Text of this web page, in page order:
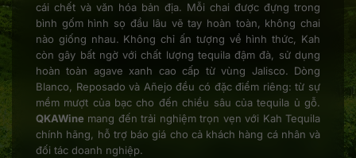
cái chết và văn hóa bản địa. Mỗi chai được đựng trong
bình gốm hình sọ đầu lâu vẽ tay hoàn toàn, không chai
nào giống nhau. Không chỉ ấn tượng về hình thức, Kah
còn gây bất ngờ với chất lượng tequila đậm đà, sử dụng
hoàn toàn agave xanh cao cấp từ vùng Jalisco. Dòng
Blanco, Reposado và Añejo đều có đặc điểm riêng: từ sự
mềm mượt của bạc cho đến chiều sâu của tequila ủ gỗ.
QKAWine mang đến trải nghiệm trọn vẹn với Kah Tequila
chính hãng, hỗ trợ báo giá cho cả khách hàng cá nhân và
đối tác doanh nghiệp.